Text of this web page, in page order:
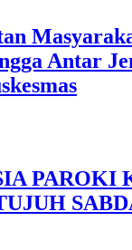
Antar
PAROKI